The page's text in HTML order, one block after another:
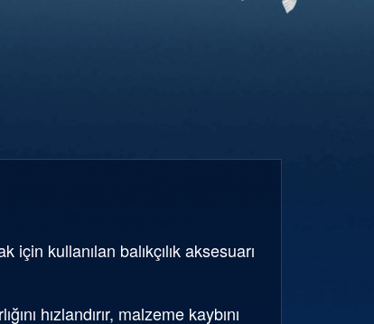
için kullanılan balıkçılık aksesuarı
hızlandırır, malzeme kaybını